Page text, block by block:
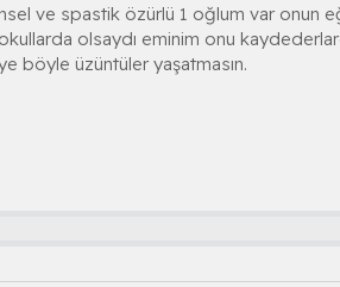
ve spastik özürlü 1 oğlum var onun
olsaydı eminim onu
böyle üzüntüler yaşatmasın.